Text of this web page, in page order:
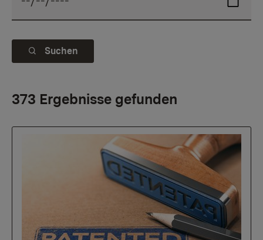
Suchen
373 Ergebnisse gefunden